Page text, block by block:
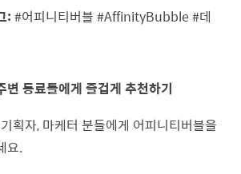
:#어피니티버블 #AffinityBubble #데
변 동료들에게 즐겁게 추천하기
획자, 마케터 분들에게 어피니티버블을
요.